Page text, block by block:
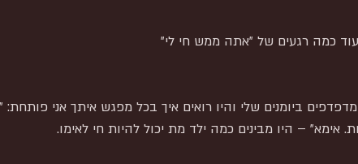
כמה רגעים של "אתה ממש חי לי"
ביומנים שלי והיו רואים איך בכל מפגש איתך אני פותחת:
אימא" – היו מבינים כמה ילד מת יכול להיות חי לאימו.